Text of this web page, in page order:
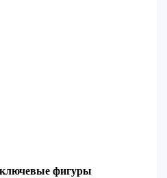
фигуры